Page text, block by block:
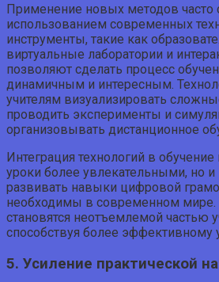
Применение новых методов часто
использованием современных
инструменты, такие как
виртуальные лаборатории и
позволяют сделать процесс
динамичным и интересным.
учителям визуализировать
проводить эксперименты и
организовывать дистанционное
Интеграция технологий в
уроки более увлекательными, но и
развивать навыки цифровой
необходимы в современном мире.
становятся неотъемлемой частью
способствуя более эффективному
5. Усиление практической